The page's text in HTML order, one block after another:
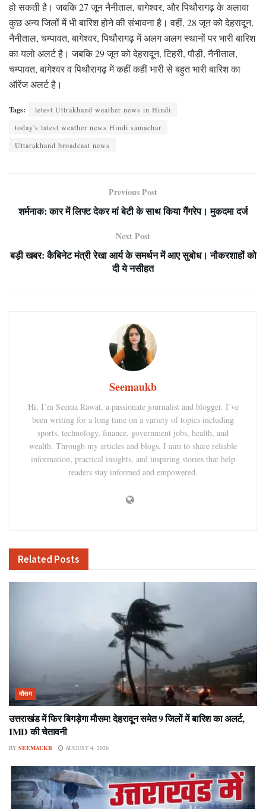
हो सकती है। जबकि 27 जून नैनीताल, बागेश्वर, और पिथौरागढ़ के अलावा
कुछ अन्य जिलों में भी बारिश होने की संभावना है। वहीं, 28 जून को देहरादून,
नैनीताल, चम्पावत, बागेश्वर, पिथौरागढ़ में अलग अलग स्थानों पर भारी बारिश
का यलो अलर्ट है। जबकि 29 जून को देहरादून, टिहरी, पौड़ी, नैनीताल,
चम्पावत, बागेश्वर व पिथौरागढ़ में कहीं कहीं भारी से बहुत भारी बारिश का
ऑरेंज अलर्ट है।
Tags:
letest Uttrakhand weather news in Hindi
today's latest weather news Hindi samachar
Uttarakhand broadcast news
Previous Post
शर्मनाक: कार में लिफ्ट देकर मां बेटी के साथ किया गैंगरेप। मुकदमा दर्ज
Next Post
बड़ी खबर: कैबिनेट मंत्री रेखा आर्य के समर्थन में आए सुबोध। नौकरशाहों को
दी ये नसीहत
Seemaukb
Hi, I’m Seema Rawat, a passionate journalist and blogger. I’ve
been writing for a long time on a variety of topics including
sports, technology, finance, government jobs, health, and
wealth. Through my articles and blogs, I aim to share reliable
information, practical insights, and inspiring stories that help
readers stay informed and empowered.
Related Posts
मौसम
उत्तराखंड में फिर बिगड़ेगा मौसम! देहरादून समेत 9 जिलों में बारिश का अलर्ट,
IMD की चेतावनी
BY SEEMAUKB AUGUST 4, 2026